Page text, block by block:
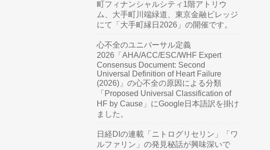
町フィナンシャルシティ1階アトリウ
ム、大手町川端緑道、東京金融ビレッジ
にて「大手町縁日2026」の開催です。
心不全のユニバーサル定義
2026「AHA/ACC/ESC/WHF Expert
Consensus Document: Second
Universal Definition of Heart Failure
(2026)」の心不全の原因による分類
「Proposed Universal Classification of
HF by Cause」にGoogle日本語訳を掛け
ました。
日経DIの連載「ニトログリセリン」「ワ
ルファリン」の発見秘話が興味深いで